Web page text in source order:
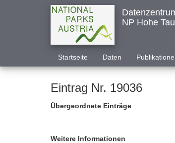
NP Hohe
Startseite Daten
Eintrag Nr. 19036
Übergeordnete Einträge
Weitere Informationen